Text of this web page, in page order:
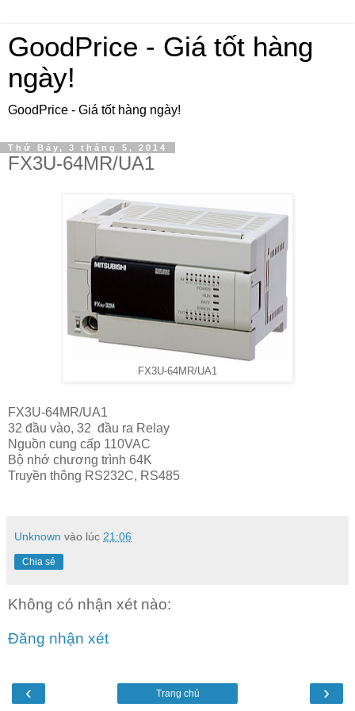
GoodPrice - Giá tốt hàng
ngày!
GoodPrice - Giá tốt hàng ngày!
Thứ Bảy, 3 tháng 5, 2014
FX3U-64MR/UA1
FX3U-64MR/UA1
FX3U-64MR/UA1
32 đầu vào, 32 đầu ra Relay
Nguồn cung cấp 110VAC
Bộ nhớ chương trình 64K
Truyền thông RS232C, RS485
Unknown vào lúc 21:06
Chia sẻ
Không có nhận xét nào:
Đăng nhận xét
‹ ›
Trang chủ